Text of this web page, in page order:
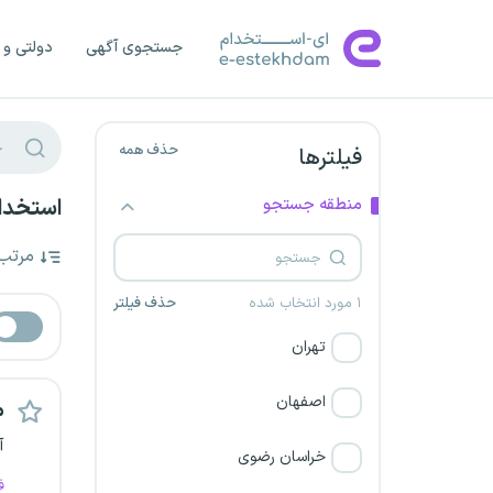
جستجوی آگهی دولتی
فیلترها حذف همه
منطقه جستجو
۱ مورد انتخاب شده حذف فیلتر
تهران
اصفهان
خراسان رضوی